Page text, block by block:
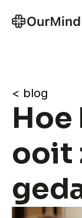
< blog
ooit